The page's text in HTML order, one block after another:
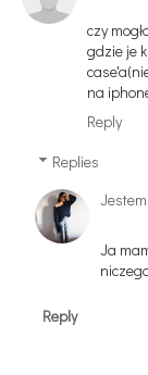
czy
gdzie je
na
Reply
Replies
Ja
Reply